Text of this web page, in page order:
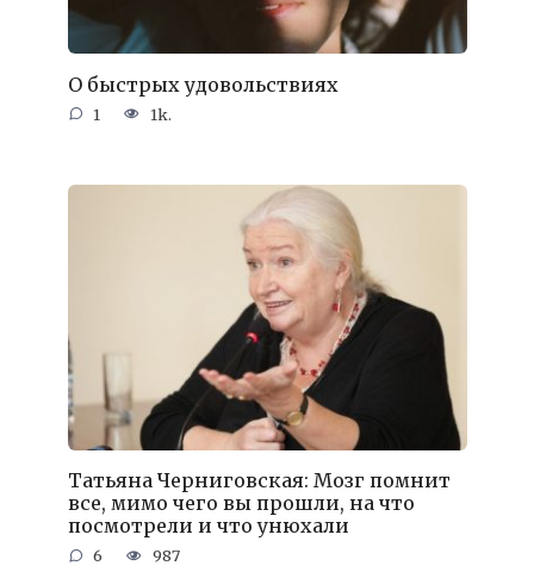
О быстрых удовольствиях
1 1k.
Татьяна Черниговская: Мозг помнит
все, мимо чего вы прошли, на что
посмотрели и что унюхали
6 987